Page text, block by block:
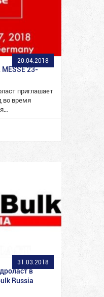
20.04.2018
23-
приглашает
во время
31.03.2018
в
Russia